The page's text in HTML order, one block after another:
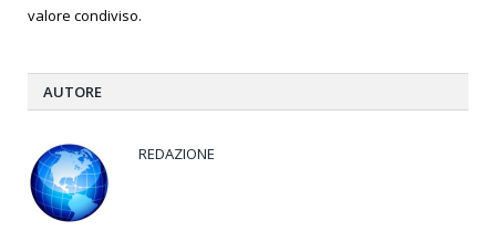
valore condiviso.
AUTORE
REDAZIONE